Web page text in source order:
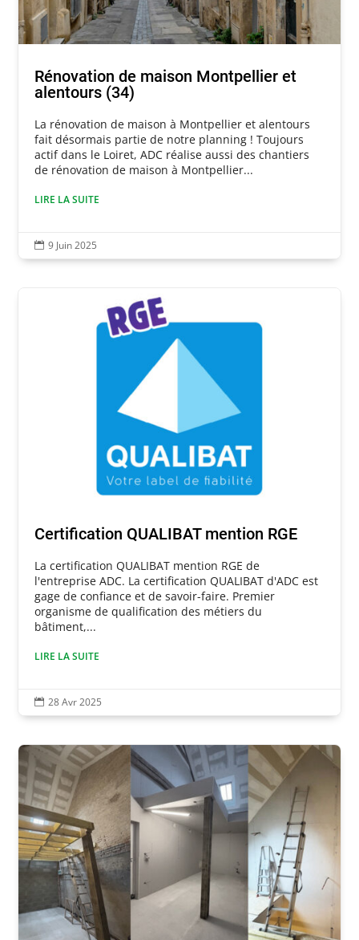
Rénovation de maison Montpellier et
alentours (34)
La rénovation de maison à Montpellier et alentours
fait désormais partie de notre planning ! Toujours
actif dans le Loiret, ADC réalise aussi des chantiers
de rénovation de maison à Montpellier...
LIRE LA SUITE
 9 Juin 2025
Certification QUALIBAT mention RGE
La certification QUALIBAT mention RGE de
l'entreprise ADC. La certification QUALIBAT d'ADC est
gage de confiance et de savoir-faire. Premier
organisme de qualification des métiers du
bâtiment,...
LIRE LA SUITE
 28 Avr 2025